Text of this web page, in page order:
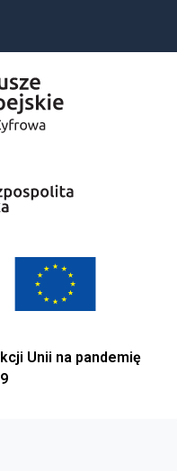
Unii na pandemię